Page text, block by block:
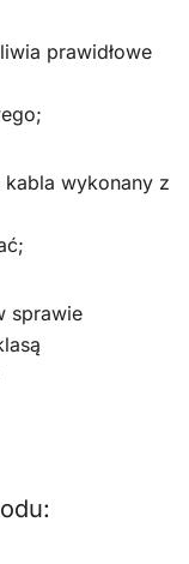
prawidłowe
kabla wykonany z
sprawie